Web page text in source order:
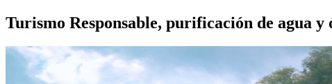
Turismo Responsable, purificación de agua y